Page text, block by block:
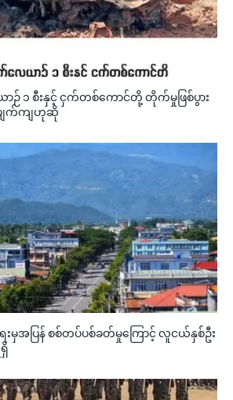
၁ စီးနှင့် ငှက်တစ်ကောင်တို့ တိုက်မှုဖြစ်ပွား
ျက်ကျဟုဆို
မှအပြန် စစ်တပ်ပစ်ခတ်မှုကြောင့် လူငယ်နှစ်ဦး